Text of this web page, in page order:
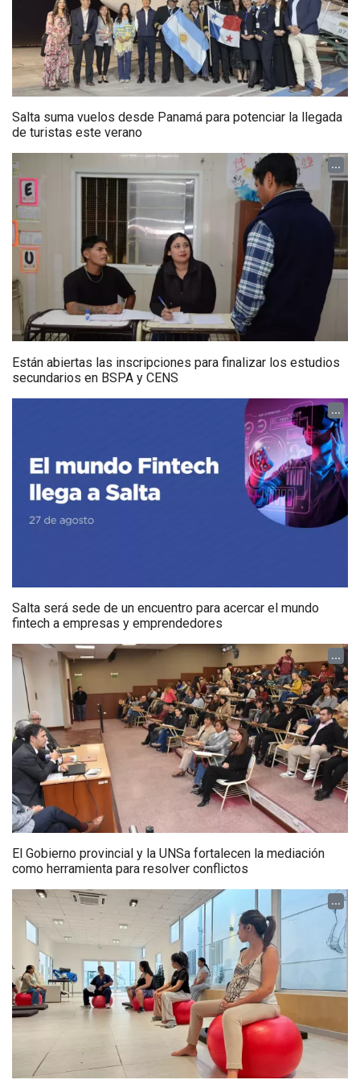
Salta suma vuelos desde Panamá para potenciar la llegada
de turistas este verano
...
Están abiertas las inscripciones para finalizar los estudios
secundarios en BSPA y CENS
...
Salta será sede de un encuentro para acercar el mundo
fintech a empresas y emprendedores
...
El Gobierno provincial y la UNSa fortalecen la mediación
como herramienta para resolver conflictos
...